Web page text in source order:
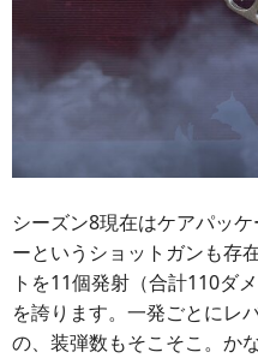
シーズン8現在はケアパッ
ーというショットガンも存
トを11個発射（合計110ダ
を誇ります。一発ごとにレ
の、装弾数もそこそこ。か